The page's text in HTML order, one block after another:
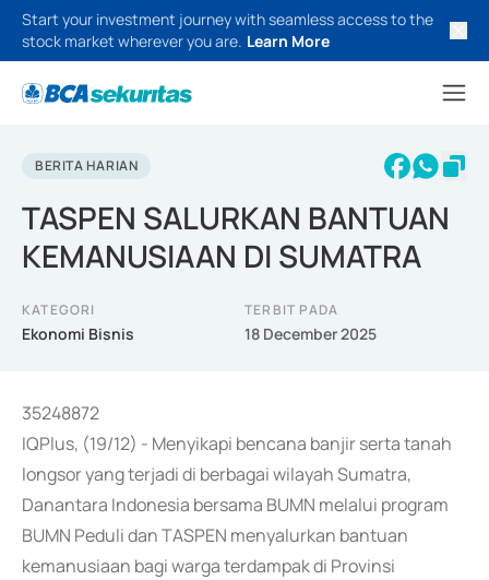
Start your investment journey with seamless access to the
stock market wherever you are. Learn More
BERITA HARIAN
TASPEN SALURKAN BANTUAN
KEMANUSIAAN DI SUMATRA
KATEGORI
Ekonomi Bisnis
TERBIT PADA
18 December 2025
35248872
IQPlus, (19/12) - Menyikapi bencana banjir serta tanah
longsor yang terjadi di berbagai wilayah Sumatra,
Danantara Indonesia bersama BUMN melalui program
BUMN Peduli dan TASPEN menyalurkan bantuan
kemanusiaan bagi warga terdampak di Provinsi